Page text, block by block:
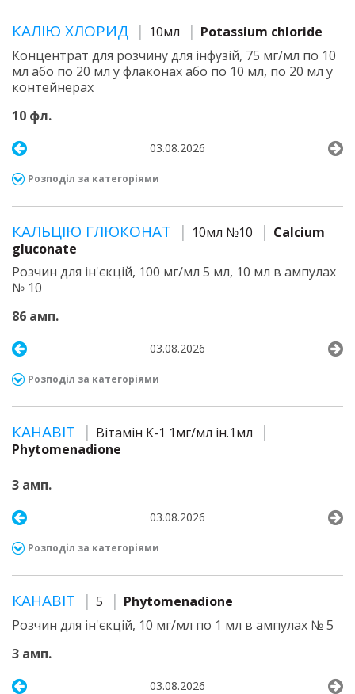
КАЛІЮ ХЛОРИД 10мл
Potassium chloride
Концентрат для розчину для інфузій, 75 мг/мл по 10
мл або по 20 мл у флаконах або по 10 мл, по 20 мл у
контейнерах
10 фл.
03.08.2026
Розподіл за категоріями
КАЛЬЦІЮ ГЛЮКОНАТ 10мл №10
Calcium
gluconate
Розчин для ін'єкцій, 100 мг/мл 5 мл, 10 мл в ампулах
№ 10
86 амп.
03.08.2026
Розподіл за категоріями
КАНАВІТ
Вітамін К-1 1мг/мл ін.1мл
Phytomenadione
3 амп.
03.08.2026
Розподіл за категоріями
КАНАВІТ 5
Phytomenadione
Розчин для ін'єкцій, 10 мг/мл по 1 мл в ампулах № 5
3 амп.
03.08.2026